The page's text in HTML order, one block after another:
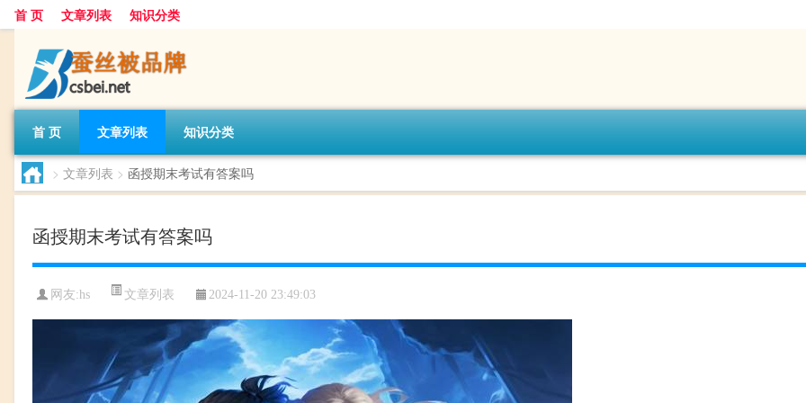
首 页 文章列表 知识分类
首 页 文章列表 知识分类
> 文章列表 > 函授期末考试有答案吗
函授期末考试有答案吗
网友:hs 文章列表 2024-11-20 23:49:03